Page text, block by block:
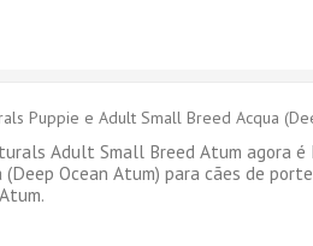
Puppie e Adult Small Breed Acqua
Adult Small Breed Atum agora
(Deep Ocean Atum) para cães de